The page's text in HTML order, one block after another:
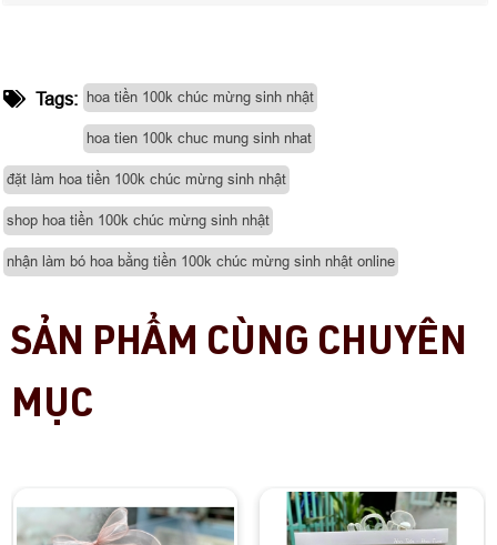
Tags: hoa tiền 100k chúc mừng sinh nhật
hoa tien 100k chuc mung sinh nhat
đặt làm hoa tiền 100k chúc mừng sinh nhật
shop hoa tiền 100k chúc mừng sinh nhật
nhận làm bó hoa bằng tiền 100k chúc mừng sinh nhật online
SẢN PHẨM CÙNG CHUYÊN
MỤC